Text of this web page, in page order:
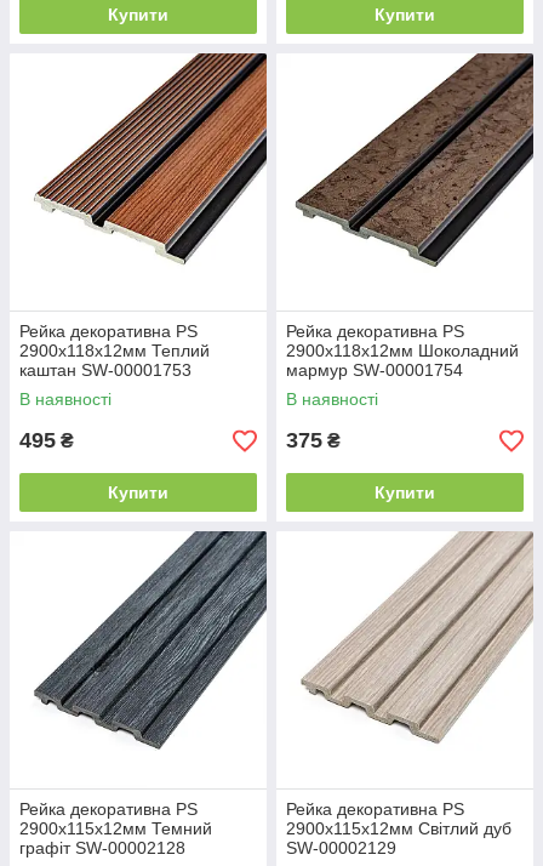
Купити Купити
Рейка декоративна PS
2900х118х12мм Теплий
каштан SW-00001753
В наявності
495 ₴
Купити
Рейка декоративна PS
2900х118х12мм Шоколадний
мармур SW-00001754
В наявності
375 ₴
Купити
Рейка декоративна PS
2900х115х12мм Темний
графіт SW-00002128
Рейка декоративна PS
2900х115х12мм Світлий дуб
SW-00002129